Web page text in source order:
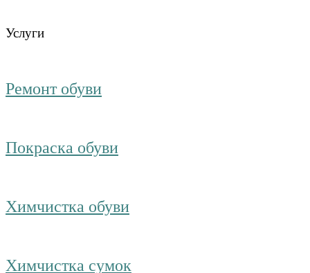
Услуги
Ремонт обуви
Покраска обуви
Химчистка обуви
Химчистка сумок